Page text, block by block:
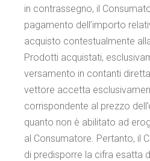
in contrassegno, il
pagamento dell’importo
acquisto contestualmente
Prodotti acquistati,
versamento in contanti
vettore accetta
corrispondente al prezzo
quanto non è abilitato ad
al Consumatore. Pertanto, il
di predisporre la cifra esatta